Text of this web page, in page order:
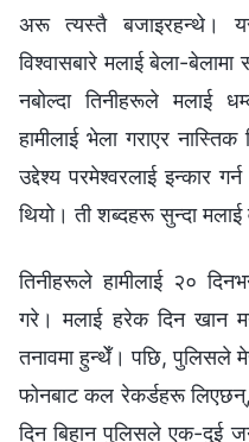
अरू त्यस्तै बजाइरहन्थे। यस
विश्‍वासबारे मलाई बेला-
नबोल्दा तिनीहरूले मलाई
हामीलाई भेला गराएर
उद्देश्य परमेश्‍वरलाई इन्कार
थियो। ती शब्‍दहरू सुन्दा मलाई
तिनीहरूले हामीलाई २०
गरे। मलाई हरेक दिन खान
तनावमा हुन्थेँ। पछि, पुलिसले
फोनबाट कल रेकर्डहरू
दिन बिहान पुलिसले एक-दुई